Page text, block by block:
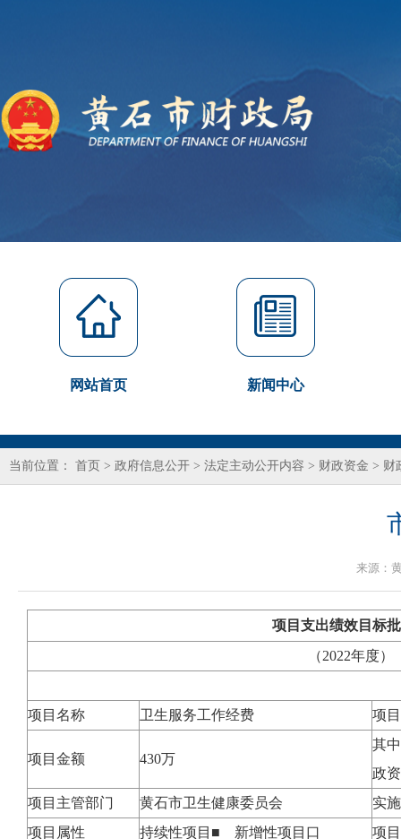
网站首页 新闻中心
当前位置： 首页 > 政府信息公开 > 法定主动公开内容 > 财政资金 > 财
来源：
项目支出绩效目标
（2022年度）
项目名称 卫生服务工作经费 项
项目金额 430万
其
政
项目主管部门
黄石市卫生健康委员会
实
项目属性
持续性项目■ 新增性项目口 项